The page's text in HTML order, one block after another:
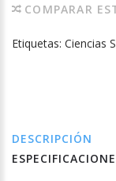
COMPARAR
Etiquetas: Ciencias
DESCRIPCIÓN